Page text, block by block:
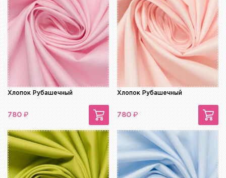
Хлопок Рубашечный
780 ₽
Хлопок Рубашечный
780 ₽